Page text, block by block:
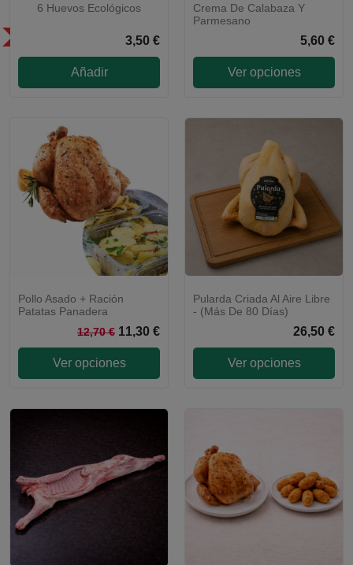
6 Huevos Ecológicos
3,50 €
Añadir
Crema De Calabaza Y
Parmesano
5,60 €
Ver opciones
Pollo Asado + Ración
Patatas Panadera
12,70 € 11,30 €
Ver opciones
Pularda Criada Al Aire Libre
- (Más De 80 Días)
26,50 €
Ver opciones